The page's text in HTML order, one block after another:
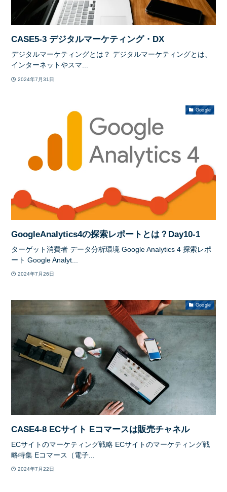
CASE5-3 デジタルマーケティング・DX
デジタルマーケティングとは？ デジタルマーケティングとは、
インターネットやスマ...
2024年7月31日
Google
GoogleAnalytics4の探索レポートとは？Day10-1
ターゲット消費者 データ分析環境 Google Analytics 4 探索レポ
ート Google Analyt...
2024年7月26日
Google
CASE4-8 ECサイト Eコマースは販売チャネル
ECサイトのマーケティング戦略 ECサイトのマーケティング戦
略特集 Eコマース（電子...
2024年7月22日